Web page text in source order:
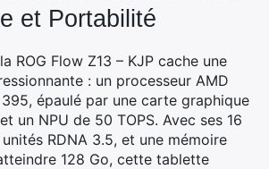
et Portabilité
ROG Flow Z13 – KJP cache une
: un processeur AMD
épaulé par une carte graphique
un NPU de 50 TOPS. Avec ses 16
RDNA 3.5, et une mémoire
128 Go, cette tablette